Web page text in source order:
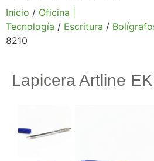
Inicio / Oficina |
Tecnología / Escritura /
8210
Lapicera Artline